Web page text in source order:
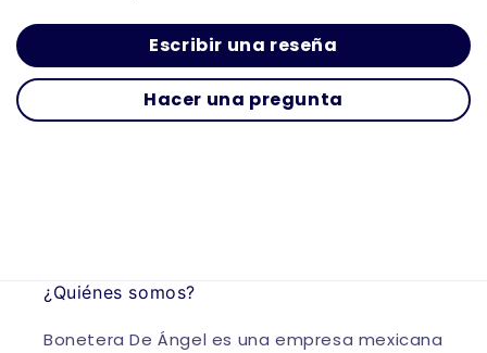
Escribir una reseña
Hacer una pregunta
¿Quiénes somos?
Bonetera De Ángel es una empresa mexicana